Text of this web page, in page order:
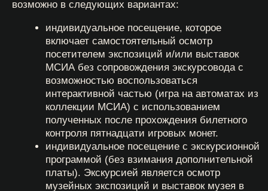
входной билет (проход в одну из зон, использование
3.2. Порядок возврата билетов, оплаченных через
электронный заказ на сайте МСИА, осуществляется
посредством отправки заявки на возврат через
https://widget.afisha.yandex.ru/refund
3.3. Обмен билетов на билеты с другими датами, на
другие мероприятия, другой ценовой категории и т.п.
4. Посетители МСИА имеют право:
посещать экспозицию МСИА по входным
билетам согласно режиму работы МСИА.
Лицам старше 6 лет находится в зале без
билета запрещено. Дети в возрасте до 6 лет
(включительно) могут посетить МСИА